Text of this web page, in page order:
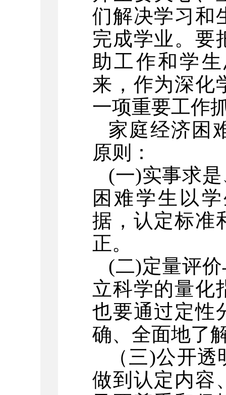
们解决学习和
完成学业。要
助工作和学
来，作为深化
一项重要工作
家庭经济困
原则：
(一)实事求
困难学生以
据，认定标准
正。
(二)定量评
立科学的量化
也要通过定性
确、全面地了
（三)公开透
做到认定内容